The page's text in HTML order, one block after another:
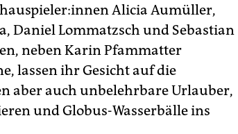
Alicia Aumüller,
Daniel Lommatzsch und Sebastian
neben Karin Pfammatter
lassen ihr Gesicht auf die
aber auch unbelehrbare Urlauber,
und Globus-Wasserbälle ins